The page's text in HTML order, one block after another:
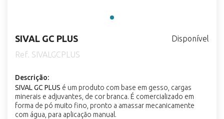
SIVAL GC PLUS
Disponível
Ref. SIVALGCPLUS
Descrição:
SIVAL GC PLUS é um produto com base em gesso, cargas
minerais e adjuvantes, de cor branca. É comercializado em
forma de pó muito fino, pronto a amassar mecanicamente
com água, para aplicação manual.